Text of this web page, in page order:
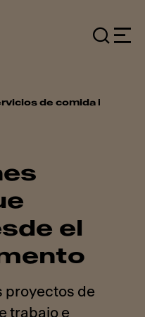
de comida internos
el
proyectos de
trabajo e